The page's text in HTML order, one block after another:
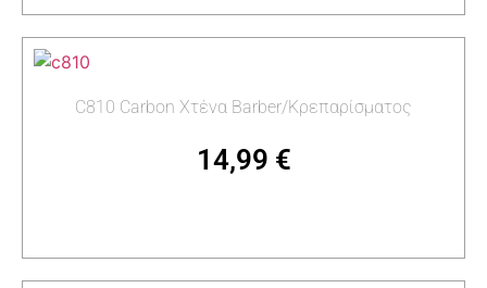
C810 Carbon Χτένα Barber/Κρεπαρίσματος
14,99 €